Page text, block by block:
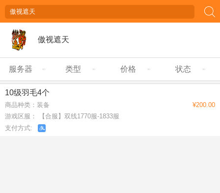
傲视遮天
服务器 类型 价格 状态
10级羽毛4个
商品种类：装备
游戏区服： 【合服】双线1770服-1833服
支付方式:
¥200.00